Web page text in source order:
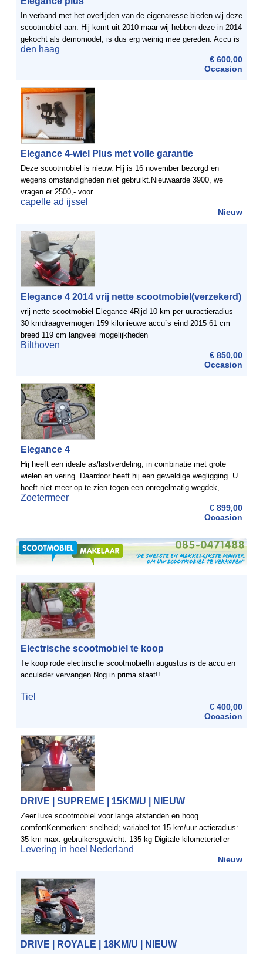
In verband met het overlijden van de eigenaresse bieden wij deze
scootmobiel aan. Hij komt uit 2010 maar wij hebben deze in 2014
gekocht als demomodel, is dus erg weinig mee gereden. Accu is
aan vervanging toe, vandaar de lage ...
den haag
€ 600,00
Occasion
Elegance 4-wiel Plus met volle garantie
Deze scootmobiel is nieuw. Hij is 16 november bezorgd en
wegens omstandigheden niet gebruikt.Nieuwaarde 3900, we
vragen er 2500,- voor.
capelle ad ijssel
Nieuw
Elegance 4 2014 vrij nette scootmobiel(verzekerd)
vrij nette scootmobiel Elegance 4Rijd 10 km per uuractieradius
30 kmdraagvermogen 159 kilonieuwe accu`s eind 2015 61 cm
breed 119 cm langveel mogelijkheden
Bilthoven
€ 850,00
Occasion
Elegance 4
Hij heeft een ideale as/lastverdeling, in combinatie met grote
wielen en vering. Daardoor heeft hij een geweldige wegligging. U
hoeft niet meer op te zien tegen een onregelmatig wegdek,
drempels en stoepen. En dankzij de draaibare luxe ...
Zoetermeer
€ 899,00
Occasion
Electrische scootmobiel te koop
Te koop rode electrische scootmobielIn augustus is de accu en
acculader vervangen.Nog in prima staat!!
Tiel
€ 400,00
Occasion
DRIVE | SUPREME | 15KM/U | NIEUW
Zeer luxe scootmobiel voor lange afstanden en hoog
comfortKenmerken: snelheid; variabel tot 15 km/uur actieradius:
35 km max. gebruikersgewicht: 135 kg Digitale kilometerteller
comfortabele verstelbare deluxe-kapiteinsstoel Rondom geveerd
Levering in heel Nederland
Nieuw
DRIVE | ROYALE | 18KM/U | NIEUW